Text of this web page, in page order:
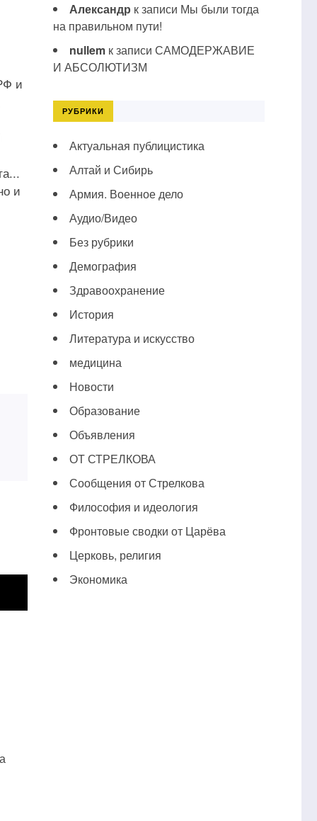
и
и
Александр к записи Мы были тогда
на правильном пути!
nullemк записи САМОДЕРЖАВИЕ
И АБСОЛЮТИЗМ
РУБРИКИ
Актуальная публицистика
Алтай и Сибирь
Армия. Военное дело
Аудио/Видео
Без рубрики
Демография
Здравоохранение
История
Литература и искусство
медицина
Новости
Образование
Объявления
ОТ СТРЕЛКОВА
Сообщения от Стрелкова
Философия и идеология
Фронтовые сводки от Царёва
Церковь, религия
Экономика